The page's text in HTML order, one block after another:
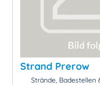
Strand Prerow
Strände, Badestellen